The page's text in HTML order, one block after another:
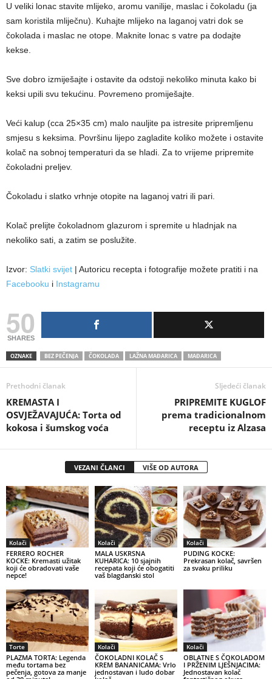
U veliki lonac stavite mlijeko, aromu vanilije, maslac i čokoladu (ja
sam koristila mliječnu). Kuhajte mlijeko na laganoj vatri dok se
čokolada i maslac ne otope. Maknite lonac s vatre pa dodajte
kekse.
Sve dobro izmiješajte i ostavite da odstoji nekoliko minuta kako bi
keksi upili svu tekućinu. Povremeno promiješajte.
Veći kalup (cca 25×35 cm) malo nauljite pa istresite pripremljenu
smjesu s keksima. Površinu lijepo zagladite koliko možete i ostavite
kolač na sobnoj temperaturi da se hladi. Za to vrijeme pripremite
čokoladni preljev.
Čokoladu i slatko vrhnje otopite na laganoj vatri ili pari.
Kolač prelijte čokoladnom glazurom i spremite u hladnjak na
nekoliko sati, a zatim se poslužite.
Izvor: Slatki svijet | Autoricu recepta i fotografije možete pratiti i na
Facebooku i Instagramu
50
SHARES
OZNAKE BEZ PEČENJA ČOKOLADA LAŽNA MAĐARICA MAĐARICA
Prethodni članak
KREMASTA I
OSVJEŽAVAJUĆA: Torta od
kokosa i šumskog voća
Sljedeći članak
PRIPREMITE KUGLOF
prema tradicionalnom
receptu iz Alzasa
VEZANI ČLANCI VIŠE OD AUTORA
Kolači
FERRERO ROCHER
KOCKE: Kremasti užitak
koji će obradovati vaše
nepce!
Kolači
MALA USKRSNA
KUHARICA: 10 sjajnih
recepata koji će obogatiti
vaš blagdanski stol
Kolači
PUDING KOCKE:
Prekrasan kolač, savršen
za svaku priliku
Torte
PLAZMA TORTA: Legenda
među tortama bez
pečenja, gotova za manje
Kolači
ČOKOLADNI KOLAČ S
KREM BANANICAMA: Vrlo
jednostavan i ludo dobar
Kolači
OBLATNE S ČOKOLADOM
I PRŽENIM LJEŠNJACIMA:
Jednostavan kolač